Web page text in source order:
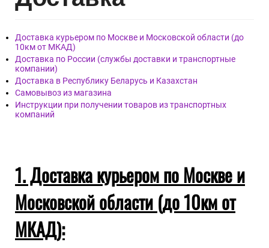
Доставка курьером по Москве и Московской области (до
10км от МКАД)
Доставка по России (службы доставки и транспортные
компании)
Доставка в Республику Беларусь и Казахстан
Самовывоз из магазина
Инструкции при получении товаров из транспортных
компаний
1. Доставка курьером по Москве и
Московской области (до 10км от
МКАД):